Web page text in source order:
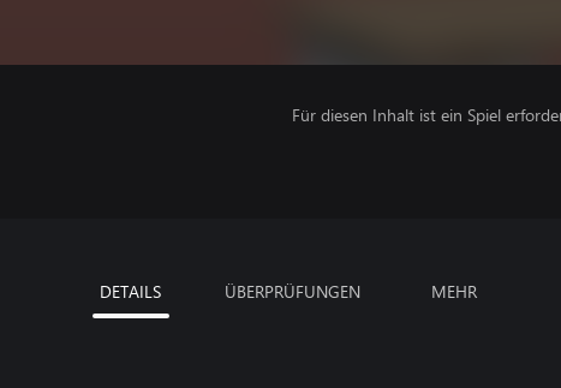
Für diesen Inhalt ist ein Spiel
DETAILS ÜBERPRÜFUNGEN MEHR